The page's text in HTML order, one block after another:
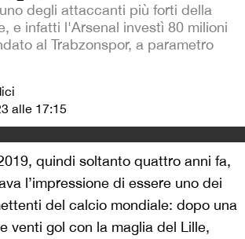
degli attaccanti più forti della
e infatti l'Arsenal investì 80 milioni
al Trabzonspor, a parametro
alle 17:15
quindi soltanto quattro anni fa,
l’impressione di essere uno dei
del calcio mondiale: dopo una
venti gol con la maglia del Lille,